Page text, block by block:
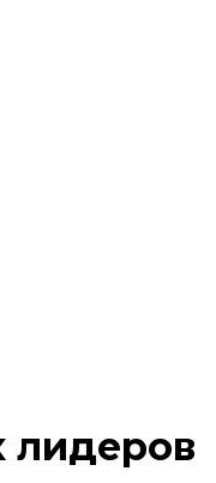
лидеров